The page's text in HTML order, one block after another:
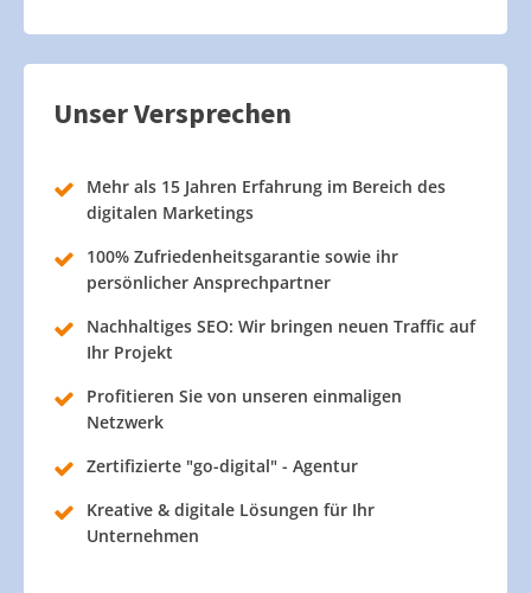
Unser Versprechen
Mehr als 15 Jahren Erfahrung im Bereich des
digitalen Marketings
100% Zufriedenheitsgarantie sowie ihr
persönlicher Ansprechpartner
Nachhaltiges SEO: Wir bringen neuen Traffic auf
Ihr Projekt
Profitieren Sie von unseren einmaligen
Netzwerk
Zertifizierte "go-digital" - Agentur
Kreative & digitale Lösungen für Ihr
Unternehmen